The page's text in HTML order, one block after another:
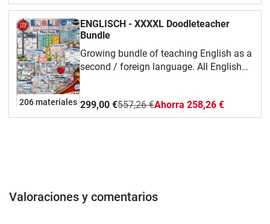
206 materiales
ENGLISCH - XXXXL Doodleteacher
Bundle
Growing bundle of teaching English as a
second / foreign language. All English
299,00 €557,26 €Ahorra 258,26 €
Valoraciones y comentarios